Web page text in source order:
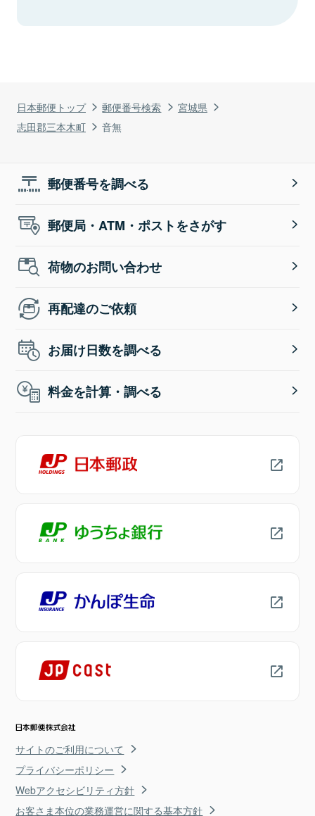
日本郵便トップ 郵便番号検索
宮城県
志田郡三本木町
音無
郵便番号を調べる
郵便局・ATM・ポストをさがす
荷物のお問い合わせ
再配達のご依頼
お届け日数を調べる
料金を計算・調べる
サイトのご利用について
プライバシーポリシー
Webアクセシビリティ方針
お客さま本位の業務運営に関する基本方針